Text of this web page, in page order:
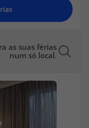
as suas férias
num só local.